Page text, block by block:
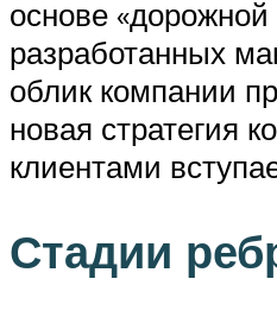
основе «дорожной
разработанных
облик компании
новая стратегия
клиентами
Стадии